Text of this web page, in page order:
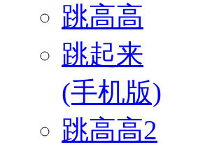
跳高高
跳起来
(手机版)
跳高高2